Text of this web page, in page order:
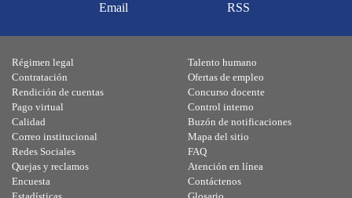
Email RSS
Régimen legal
Contratación
Rendición de cuentas
Pago virtual
Calidad
Talento humano
Ofertas de empleo
Concurso docente
Control interno
Buzón de notificaciones
Correo institucional
Redes Sociales
Quejas y reclamos
Encuesta
Mapa del sitio
FAQ
Atención en línea
Contáctenos